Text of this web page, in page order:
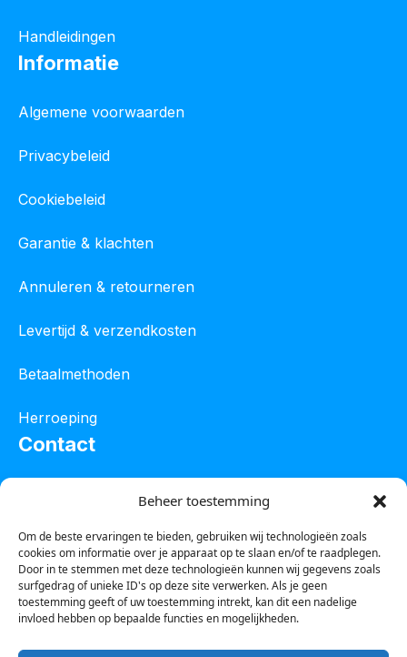
Beheer toestemming
Om de beste ervaringen te bieden, gebruiken wij technologieën zoals
cookies om informatie over je apparaat op te slaan en/of te raadplegen.
Door in te stemmen met deze technologieën kunnen wij gegevens zoals
surfgedrag of unieke ID's op deze site verwerken. Als je geen
toestemming geeft of uw toestemming intrekt, kan dit een nadelige
invloed hebben op bepaalde functies en mogelijkheden.
Handleidingen
Informatie
Algemene voorwaarden
Privacybeleid
Cookiebeleid
Garantie & klachten
Annuleren & retourneren
Levertijd & verzendkosten
Betaalmethoden
Herroeping
Contact
Tel :0850601800
Whatsapp : 0623388306